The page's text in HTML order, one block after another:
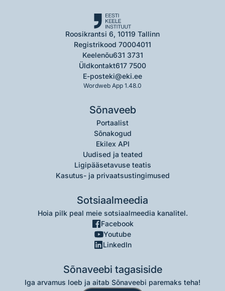
Roosikrantsi 6, 10119 Tallinn
Registrikood 70004011
Keelenõu631 3731
Üldkontakt617 7500
E-posteki@eki.ee
Wordweb App 1.48.0
Sõnaveeb
Portaalist
Sõnakogud
Ekilex API
Uudised ja teated
Ligipääsetavuse teatis
Kasutus- ja privaatsustingimused
Sotsiaalmeedia
Hoia pilk peal meie sotsiaalmeedia kanalitel.
Facebook
Youtube
LinkedIn
Sõnaveebi tagasiside
Iga arvamus loeb ja aitab Sõnaveebi paremaks teha!